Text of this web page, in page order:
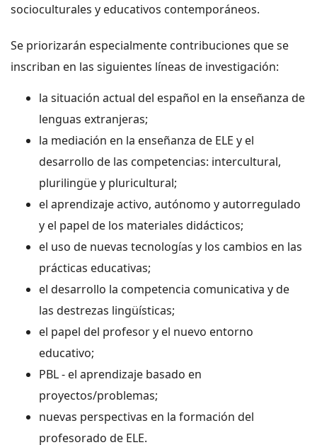
socioculturales y educativos contemporáneos.
Se priorizarán especialmente contribuciones que se
inscriban en las siguientes líneas de investigación:
la situación actual del español en la enseñanza de
lenguas extranjeras;
la mediación en la enseñanza de ELE y el
desarrollo de las competencias: intercultural,
plurilingüe y pluricultural;
el aprendizaje activo, autónomo y autorregulado
y el papel de los materiales didácticos;
el uso de nuevas tecnologías y los cambios en las
prácticas educativas;
el desarrollo la competencia comunicativa y de
las destrezas lingüísticas;
el papel del profesor y el nuevo entorno
educativo;
PBL - el aprendizaje basado en
proyectos/problemas;
nuevas perspectivas en la formación del
profesorado de ELE.